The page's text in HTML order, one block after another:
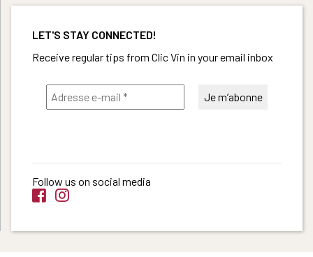
LET'S STAY CONNECTED!
Receive regular tips from Clic Vin in your email inbox
Follow us on social media